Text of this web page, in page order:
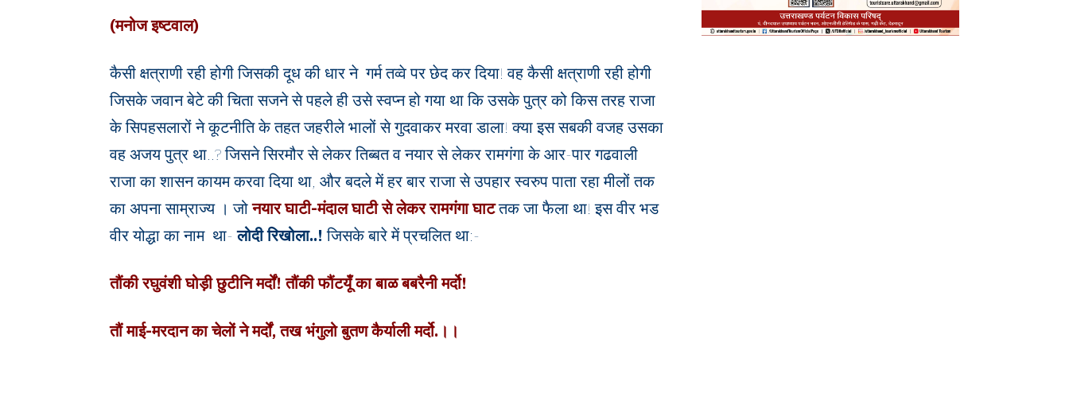
(मनोज इष्टवाल)
कैसी क्षत्राणी रही होगी जिसकी दूध की धार ने गर्म तव्वे पर छेद कर दिया! वह कैसी क्षत्राणी रही होगी
जिसके जवान बेटे की चिता सजने से पहले ही उसे स्वप्न हो गया था कि उसके पुत्र को किस तरह राजा
के सिपहसलारों ने कूटनीति के तहत जहरीले भालों से गुदवाकर मरवा डाला! क्या इस सबकी वजह उसका
वह अजय पुत्र था..? जिसने सिरमौर से लेकर तिब्बत व नयार से लेकर रामगंगा के आर-पार गढवाली
राजा का शासन कायम करवा दिया था, और बदले में हर बार राजा से उपहार स्वरुप पाता रहा मीलों तक
का अपना साम्राज्य । जोनयार घाटी-मंदाल घाटी से लेकर रामगंगा घाटतक जा फैला था! इस वीर भड
वीर योद्धा का नाम था-लोदी रिखोला..! जिसके बारे में प्रचलित था:-
तौंकी रघुवंशी घोड़ी छुटीनि मर्दों! तौंकी फौंटयूँ का बाळ बबरैनी मर्दो!
तौं माई-मरदान का चेलों ने मर्दों, तख भंगुलो बुतण कैर्याली मर्दो.।।